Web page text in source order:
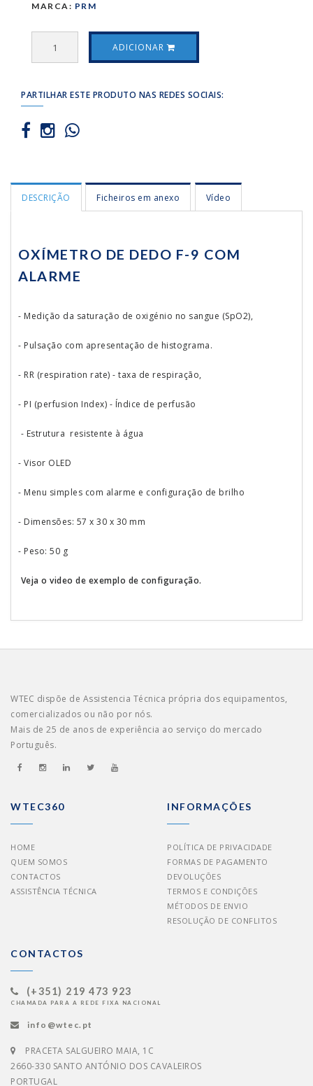
MARCA: PRM
ADICIONAR
PARTILHAR ESTE PRODUTO NAS REDES SOCIAIS:
DESCRIÇÃO Ficheiros em anexo Vídeo
OXÍMETRO DE DEDO F-9 COM
ALARME
- Medição da saturação de oxigénio no sangue (SpO2),
- Pulsação com apresentação de histograma.
- RR (respiration rate) - taxa de respiração,
- PI (perfusion Index) - Índice de perfusão
- Estrutura resistente à água
- Visor OLED
- Menu simples com alarme e configuração de brilho
- Dimensões: 57 x 30 x 30 mm
- Peso: 50 g
Veja o video de exemplo de configuração.
WTEC dispõe de Assistencia Técnica própria dos equipamentos,
comercializados ou não por nós.
Mais de 25 de anos de experiência ao serviço do mercado
Português.
WTEC360
HOME
QUEM SOMOS
CONTACTOS
ASSISTÊNCIA TÉCNICA
INFORMAÇÕES
POLÍTICA DE PRIVACIDADE
FORMAS DE PAGAMENTO
DEVOLUÇÕES
TERMOS E CONDIÇÕES
MÉTODOS DE ENVIO
RESOLUÇÃO DE CONFLITOS
CONTACTOS
(+351) 219 473 923
CHAMADA PARA A REDE FIXA NACIONAL
info@wtec.pt
PRACETA SALGUEIRO MAIA, 1C
2660-330 SANTO ANTÓNIO DOS CAVALEIROS
PORTUGAL